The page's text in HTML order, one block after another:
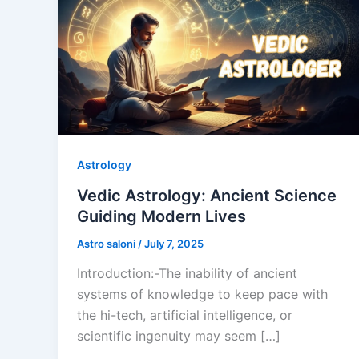
Astrology
Vedic Astrology: Ancient Science
Guiding Modern Lives
Astro saloni /July 7, 2025
Introduction:-The inability of ancient
systems of knowledge to keep pace with
the hi-tech, artificial intelligence, or
scientific ingenuity may seem […]